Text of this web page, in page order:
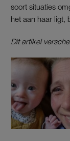
soort situaties
het aan haar ligt,
Dit artikel